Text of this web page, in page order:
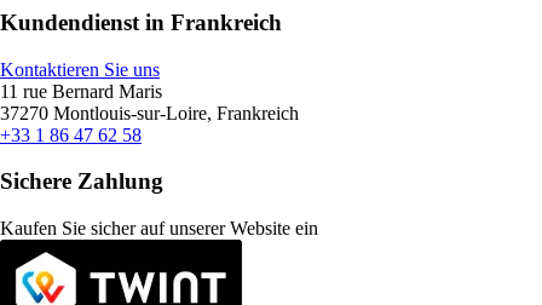
Kundendienst in Frankreich
Kontaktieren Sie uns
11 rue Bernard Maris
37270 Montlouis-sur-Loire, Frankreich
+33 1 86 47 62 58
Sichere Zahlung
Kaufen Sie sicher auf unserer Website ein